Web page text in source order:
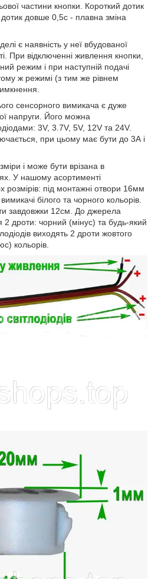
частини кнопки. Короткий дотик
довше 0,5с - плавна зміна
є наявність у неї вбудованої
При відключенні живлення кнопки,
режим і при наступній подачі
ж режимі (з тим же рівнем
сенсорного вимикача є дуже
напруги. Його можна
3V, 3.7V, 5V, 12V та 24V.
при цьому має бути до 3А і
і може бути врізана в
У нашому асортименті
розмірів: під монтажні отвори 16мм
білого та чорного кольорів.
завдовжки 12см. До джерела
дроти: чорний (мінус) та будь-який
виходять 2 дроти жовтого
кольорів.